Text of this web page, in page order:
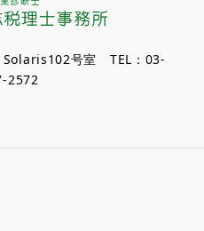
号室 TEL：03-
2572